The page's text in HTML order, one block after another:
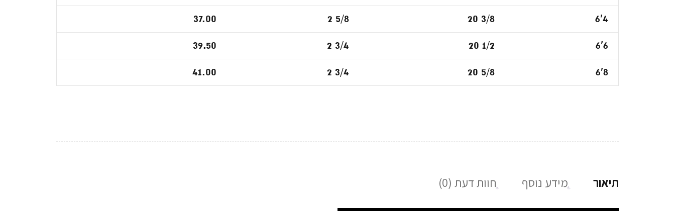
6'4
20 3/8
2 5/8
37.00
6'6
20 1/2
2 3/4
39.50
6'8
20 5/8
2 3/4
41.00
תיאור מידע נוסף חוות דעת (0)